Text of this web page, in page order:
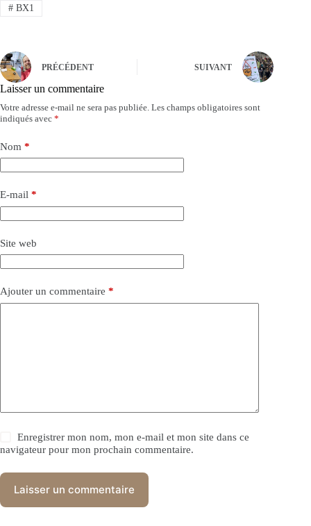
#BX1
PRÉCÉDENT SUIVANT
Laisser un commentaire
Votre adresse e-mail ne sera pas publiée. Les champs obligatoires sont
indiqués avec *
Nom *
E-mail *
Site web
Ajouter un commentaire *
Enregistrer mon nom, mon e-mail et mon site dans ce
navigateur pour mon prochain commentaire.
Laisser un commentaire